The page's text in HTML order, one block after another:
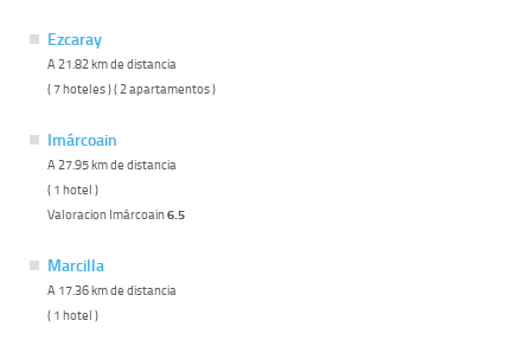
Ezcaray
A 21.82 km de distancia
( 7 hoteles ) ( 2 apartamentos )
Imárcoain
A 27.95 km de distancia
( 1 hotel )
Valoracion Imárcoain6.5
Marcilla
A 17.36 km de distancia
( 1 hotel )